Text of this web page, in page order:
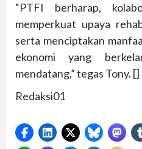
“PTFI berharap,
memperkuat upaya
serta menciptakan
ekonomi yang
mendatang,” tegas Tony. []
Redaksi01